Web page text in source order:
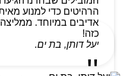
הרהיטים כדי למנוע
אדיבים במיוחד.
כזה!
יעל דותן, בת ים.